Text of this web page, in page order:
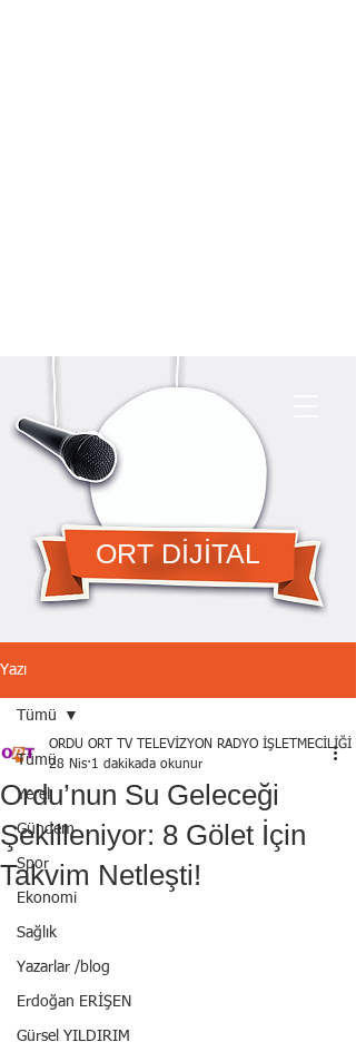
ORT DİJİTAL
Yazı
Tümü
Yerel
Gündem
Spor
Ekonomi
Sağlık
Yazarlar /blog
Erdoğan ERİŞEN
Gürsel YILDIRIM
Tümü
Ordu’nun Su Geleceği
Şekilleniyor: 8 Gölet İçin
Takvim Netleşti!
ORDU ORT TV TELEVİZYON RADYO İŞLETMECİLİĞİ
28 Nis 1 dakikada okunur